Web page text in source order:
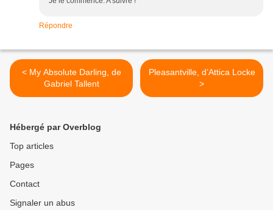
Répondre
< My Absolute Darling, de
Gabriel Tallent
Pleasantville, d’Attica Locke
>
Hébergé par Overblog
Top articles
Pages
Contact
Signaler un abus